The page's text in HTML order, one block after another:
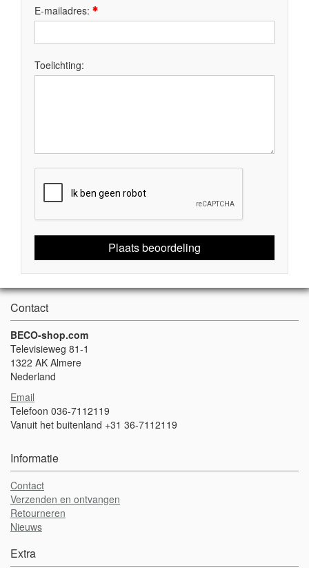
E-mailadres:
Toelichting:
Plaats beoordeling
Contact
BECO-shop.com
Televisieweg 81-1
1322 AK Almere
Nederland
Email
Telefoon 036-7112119
Vanuit het buitenland +31 36-7112119
Informatie
Contact
Verzenden en ontvangen
Retourneren
Nieuws
Extra